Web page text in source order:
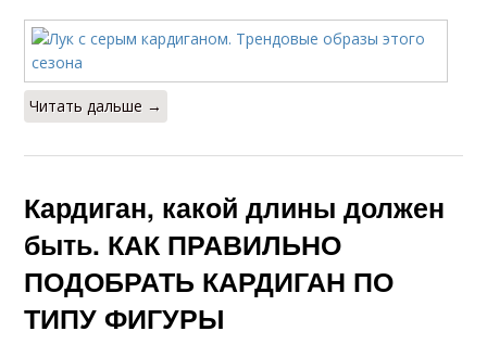
Читать дальше →
Кардиган, какой длины должен
быть. КАК ПРАВИЛЬНО
ПОДОБРАТЬ КАРДИГАН ПО
ТИПУ ФИГУРЫ